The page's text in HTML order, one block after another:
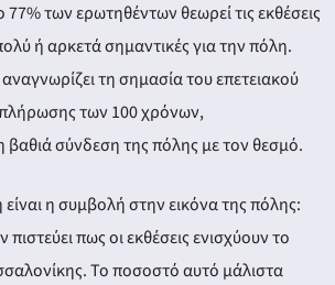
77% των ερωτηθέντων θεωρεί τις εκθέσεις
ή αρκετά σημαντικές για την πόλη.
τη σημασία του επετειακού
των 100 χρόνων,
βαθιά σύνδεση της πόλης με τον θεσμό.
είναι η συμβολή στην εικόνα της πόλης:
πως οι εκθέσεις ενισχύουν το
Το ποσοστό αυτό μάλιστα